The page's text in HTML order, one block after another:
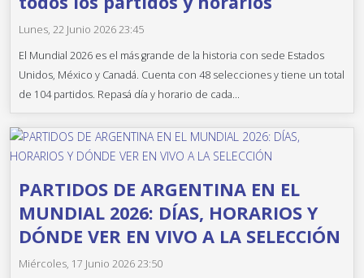
Lunes, 22 Junio 2026 23:45
El Mundial 2026 es el más grande de la historia con sede Estados
Unidos, México y Canadá. Cuenta con 48 selecciones y tiene un total
de 104 partidos. Repasá día y horario de cada...
PARTIDOS DE ARGENTINA EN EL
MUNDIAL 2026: DÍAS, HORARIOS Y
DÓNDE VER EN VIVO A LA SELECCIÓN
Miércoles, 17 Junio 2026 23:50